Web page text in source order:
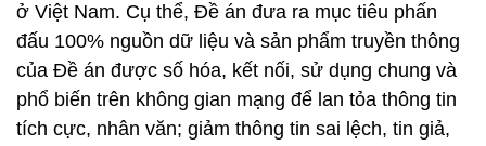
ở Việt Nam. Cụ thể, Đề án đưa ra mục tiêu phấn
đấu 100% nguồn dữ liệu và sản phẩm truyền thông
của Đề án được số hóa, kết nối, sử dụng chung và
phổ biến trên không gian mạng để lan tỏa thông tin
tích cực, nhân văn; giảm thông tin sai lệch, tin giả,